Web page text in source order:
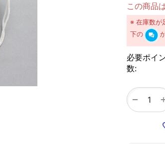
この商品
※ 在庫数が
下の
必要ポイ
数:
−